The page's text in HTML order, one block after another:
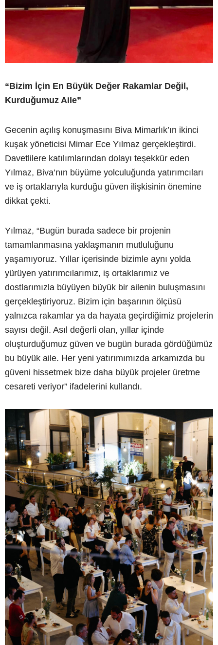
“Bizim İçin En Büyük Değer Rakamlar Değil,
Kurduğumuz Aile”
Gecenin açılış konuşmasını Biva Mimarlık’ın ikinci
kuşak yöneticisi Mimar Ece Yılmaz gerçekleştirdi.
Davetlilere katılımlarından dolayı teşekkür eden
Yılmaz, Biva’nın büyüme yolculuğunda yatırımcıları
ve iş ortaklarıyla kurduğu güven ilişkisinin önemine
dikkat çekti.
Yılmaz, “Bugün burada sadece bir projenin
tamamlanmasına yaklaşmanın mutluluğunu
yaşamıyoruz. Yıllar içerisinde bizimle aynı yolda
yürüyen yatırımcılarımız, iş ortaklarımız ve
dostlarımızla büyüyen büyük bir ailenin buluşmasını
gerçekleştiriyoruz. Bizim için başarının ölçüsü
yalnızca rakamlar ya da hayata geçirdiğimiz projelerin
sayısı değil. Asıl değerli olan, yıllar içinde
oluşturduğumuz güven ve bugün burada gördüğümüz
bu büyük aile. Her yeni yatırımımızda arkamızda bu
güveni hissetmek bize daha büyük projeler üretme
cesareti veriyor” ifadelerini kullandı.